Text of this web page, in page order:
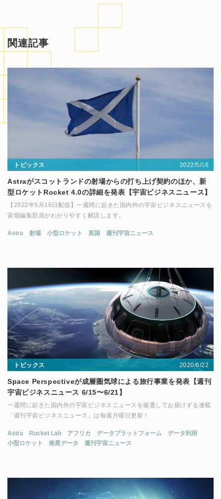
関連記事
トピックス 2022/5/16
Astraがスコットランドの射場からの打ち上げ契約のほか、新
型ロケットRocket 4.0の詳細を発表【宇宙ビジネスニュース】
【2022年5月16日配信】一週間に起きた国内外の宇宙ビジネスニュースを
宙畑編集部員がわかりやすく解説します。
Astra 射場 小型ロケット 英国 週刊宇宙ニュース
トピックス 2020/6/22
Space Perspectiveが成層圏気球による旅行事業を発表【週刊
宇宙ビジネスニュース 6/15〜6/21】
一週間に起きた国内外の宇宙ビジネスニュースを厳選してお届けする連載
「週刊宇宙ビジネスニュース」は毎週月曜日更新！
Astra Rocket Lab アフリカ データプラットフォーム
データ利用
小型ロケット
衛星データ 週刊宇宙ニュース